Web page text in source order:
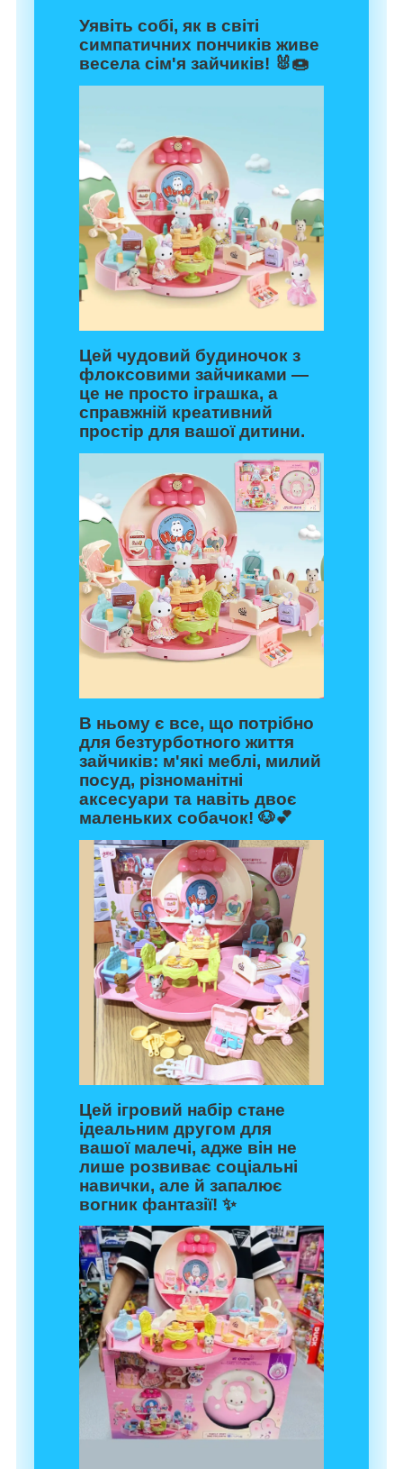
Уявіть собі, як в світі
симпатичних пончиків живе
весела сім'я зайчиків! 🐰🍩
Цей чудовий будиночок з
флоксовими зайчиками —
це не просто іграшка, а
справжній креативний
простір для вашої дитини.
В ньому є все, що потрібно
для безтурботного життя
зайчиків: м'які меблі, милий
посуд, різноманітні
аксесуари та навіть двоє
маленьких собачок! 🐶💕
Цей ігровий набір стане
ідеальним другом для
вашої малечі, адже він не
лише розвиває соціальні
навички, але й запалює
вогник фантазії! ✨